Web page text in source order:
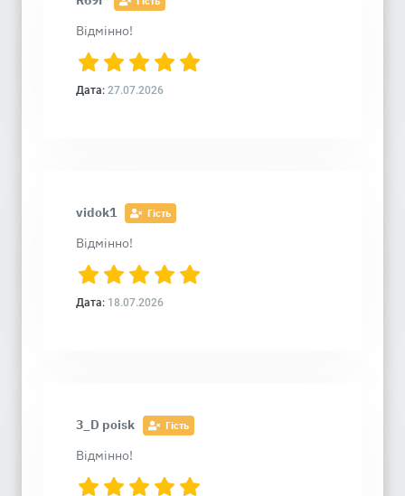
Відмінно!
Дата: 27.07.2026
vidok1 Гість
Відмінно!
Дата: 18.07.2026
3_D poisk Гість
Відмінно!